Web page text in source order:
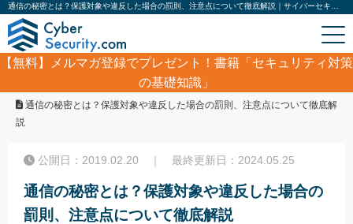
【無料】
メルマガ登録でプレゼント！書籍「セキュリティ対策
の基礎知識」
通信の秘密とは？保護対象や違反した場合の罰則、注意点について徹底解
説
公開日：2019.02.20 ｜ 最終更新日：2024.05.25
通信の秘密とは？保護対象や違反した場合の
罰則、注意点について徹底解説